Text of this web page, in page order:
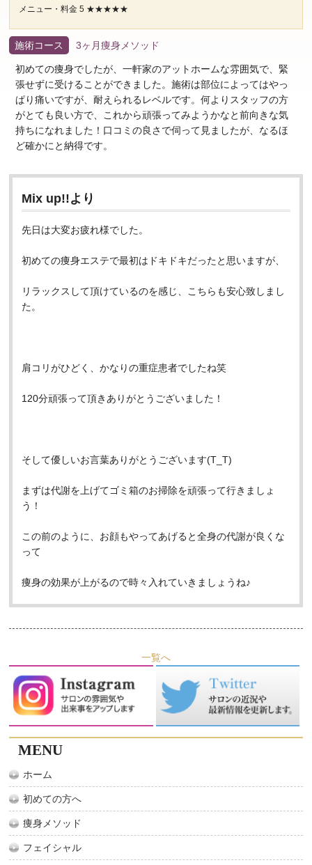
メニュー・料金 5 ★★★★★
施術コース 3ヶ月痩身メソッド
初めての痩身でしたが、一軒家のアットホームな雰囲気で、緊
張せずに受けることができました。施術は部位によってはやっ
ぱり痛いですが、耐えられるレベルです。何よりスタッフの方
がとても良い方で、これから頑張ってみようかなと前向きな気
持ちになれました！口コミの良さで伺って見ましたが、なるほ
ど確かにと納得です。
Mix up!!より
先日は大変お疲れ様でした。
初めての痩身エステで最初はドキドキだったと思いますが、
リラックスして頂けているのを感じ、こちらも安心致しまし
た。
肩コリがひどく、かなりの重症患者でしたね笑
120分頑張って頂きありがとうございました！
そして優しいお言葉ありがとうございます(T_T)
まずは代謝を上げてゴミ箱のお掃除を頑張って行きましょ
う！
この前のように、お顔もやってあげると全身の代謝が良くな
って
痩身の効果が上がるので時々入れていきましょうね♪
一覧へ
MENU
ホーム
初めての方へ
痩身メソッド
フェイシャル